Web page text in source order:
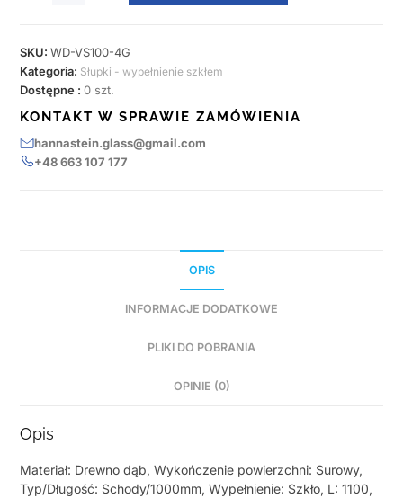
SKU:WD-VS100-4G
Kategoria: Słupki - wypełnienie szkłem
Dostępne :0 szt.
KONTAKT W SPRAWIE ZAMÓWIENIA
hannastein.glass@gmail.com
+48 663 107 177
OPIS
INFORMACJE DODATKOWE
PLIKI DO POBRANIA
OPINIE (0)
Opis
Materiał: Drewno dąb, Wykończenie powierzchni: Surowy,
Typ/Długość: Schody/1000mm, Wypełnienie: Szkło, L: 1100,